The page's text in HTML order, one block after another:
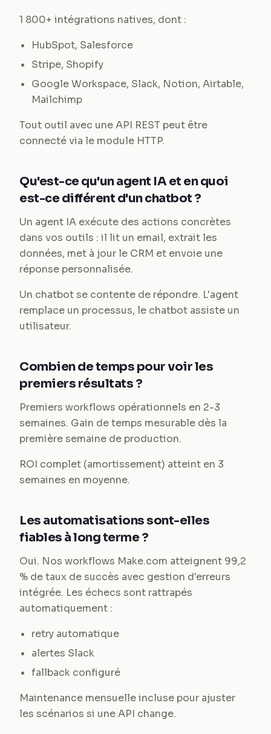
1 800+ intégrations natives, dont :
HubSpot, Salesforce
Stripe, Shopify
Google Workspace, Slack, Notion, Airtable,
Mailchimp
Tout outil avec une API REST peut être
connecté via le module HTTP.
Qu'est-ce qu'un agent IA et en quoi
est-ce différent d'un chatbot ?
Un agent IA exécute des actions concrètes
dans vos outils : il lit un email, extrait les
données, met à jour le CRM et envoie une
réponse personnalisée.
Un chatbot se contente de répondre. L'agent
remplace un processus, le chatbot assiste un
utilisateur.
Combien de temps pour voir les
premiers résultats ?
Premiers workflows opérationnels en 2-3
semaines. Gain de temps mesurable dès la
première semaine de production.
ROI complet (amortissement) atteint en 3
semaines en moyenne.
Les automatisations sont-elles
fiables à long terme ?
Oui. Nos workflows Make.com atteignent 99,2
% de taux de succès avec gestion d'erreurs
intégrée. Les échecs sont rattrapés
automatiquement :
retry automatique
alertes Slack
fallback configuré
Maintenance mensuelle incluse pour ajuster
les scénarios si une API change.